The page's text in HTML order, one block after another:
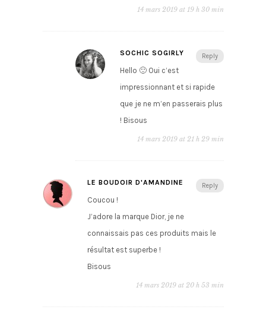
14 mars 2019 at 19 h 30 min
Reply
SOCHIC SOGIRLY
Hello 🙂 Oui c’est
impressionnant et si rapide
que je ne m’en passerais plus
! Bisous
14 mars 2019 at 21 h 29 min
Reply
LE BOUDOIR D'AMANDINE
Coucou !
J’adore la marque Dior, je ne
connaissais pas ces produits mais le
résultat est superbe !
Bisous
14 mars 2019 at 20 h 53 min